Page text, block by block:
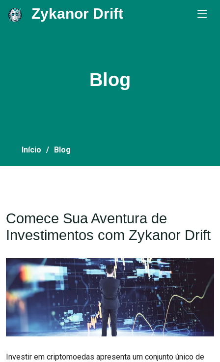
Zykanor Drift
Blog
Início Blog
Comece Sua Aventura de
Investimentos com Zykanor Drift
Investir em criptomoedas apresenta um conjunto único de